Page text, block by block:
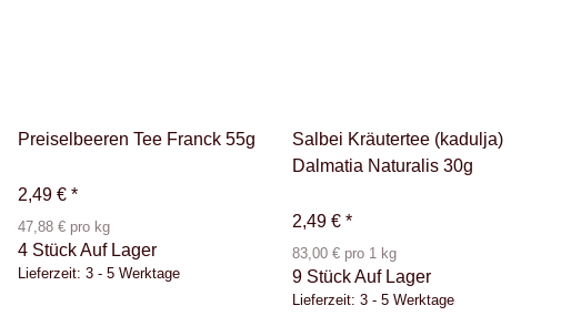
Preiselbeeren Tee Franck 55g
2,49 € *
47,88 € pro kg
4 Stück Auf Lager
Lieferzeit: 3 - 5 Werktage
Salbei Kräutertee (kadulja)
Dalmatia Naturalis 30g
2,49 € *
83,00 € pro 1 kg
9 Stück Auf Lager
Lieferzeit: 3 - 5 Werktage